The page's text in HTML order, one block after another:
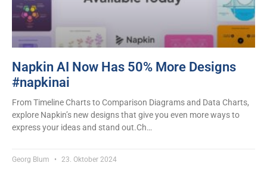
Napkin AI Now Has 50% More Designs
#napkinai
From Timeline Charts to Comparison Diagrams and Data Charts,
explore Napkin’s new designs that give you even more ways to
express your ideas and stand out.Ch…
Georg Blum 23. Oktober 2024